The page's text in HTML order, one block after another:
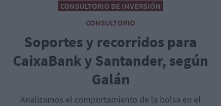
CONSULTORIO DE INVERSIÓN
CONSULTORIO
Soportes y recorridos para
CaixaBank y Santander, según
Galán
Analizamos el comportamiento de la bolsa en el